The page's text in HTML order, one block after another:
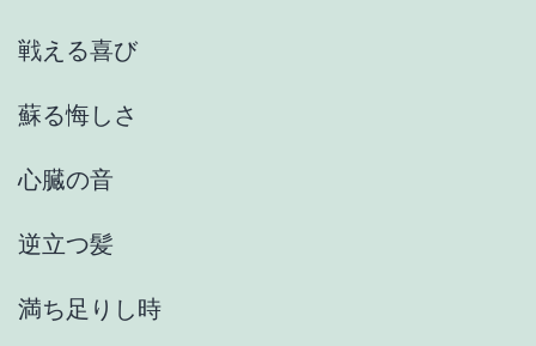
戦える喜び
蘇る悔しさ
心臓の音
逆立つ髪
満ち足りし時